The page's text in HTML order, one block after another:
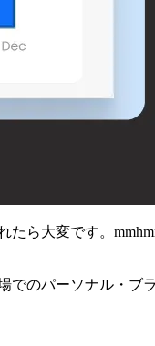
ら大変です。
でのパーソナル・ブ